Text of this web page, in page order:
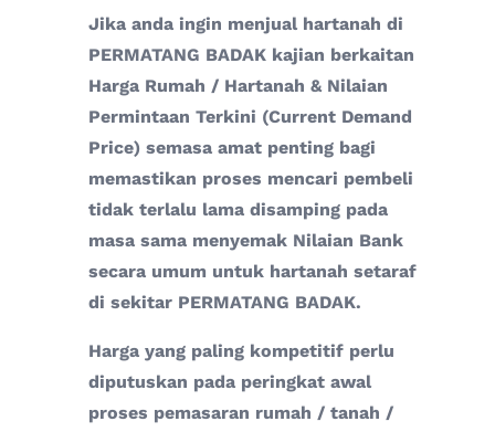
Jika anda ingin menjual hartanah di
PERMATANG BADAK kajian berkaitan
Harga Rumah / Hartanah & Nilaian
Permintaan Terkini (Current Demand
Price) semasa amat penting bagi
memastikan proses mencari pembeli
tidak terlalu lama disamping pada
masa sama menyemak Nilaian Bank
secara umum untuk hartanah setaraf
di sekitar PERMATANG BADAK.
Harga yang paling kompetitif perlu
diputuskan pada peringkat awal
proses pemasaran rumah / tanah /